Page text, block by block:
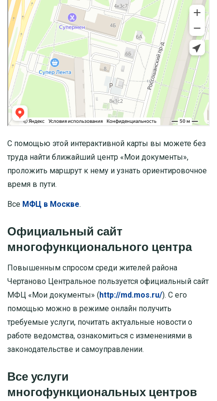
С помощью этой интерактивной карты вы можете без
труда найти ближайший центр «Мои документы»,
проложить маршрут к нему и узнать ориентировочное
время в пути.
Все МФЦ в Москве.
Официальный сайт
многофункционального центра
Повышенным спросом среди жителей района
Чертаново Центральное пользуется официальный сайт
МФЦ «Мои документы» ( http://md.mos.ru/). С его
помощью можно в режиме онлайн получить
требуемые услуги, почитать актуальные новости о
работе ведомства, ознакомиться с изменениями в
законодательстве и самоуправлении.
Все услуги
многофункциональных центров